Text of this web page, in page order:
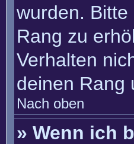
wurden.
Rang zu
Verhalten
deinen Rang
Nach oben
» Wenn ich